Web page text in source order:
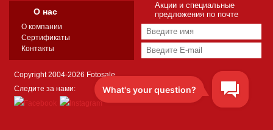
О нас
О компании
Сертификаты
Контакты
Акции и специальные
предложения по почте
Copyright 2004-2026 Fotosale
Следите за нами: